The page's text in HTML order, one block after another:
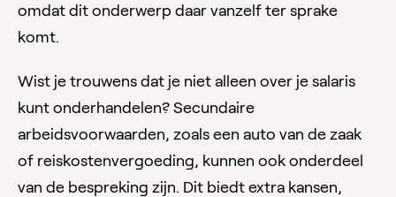
omdat dit onderwerp daar vanzelf ter sprake
komt.
Wist je trouwens dat je niet alleen over je salaris
kunt onderhandelen? Secundaire
arbeidsvoorwaarden, zoals een auto van de zaak
of reiskostenvergoeding, kunnen ook onderdeel
van de bespreking zijn. Dit biedt extra kansen,